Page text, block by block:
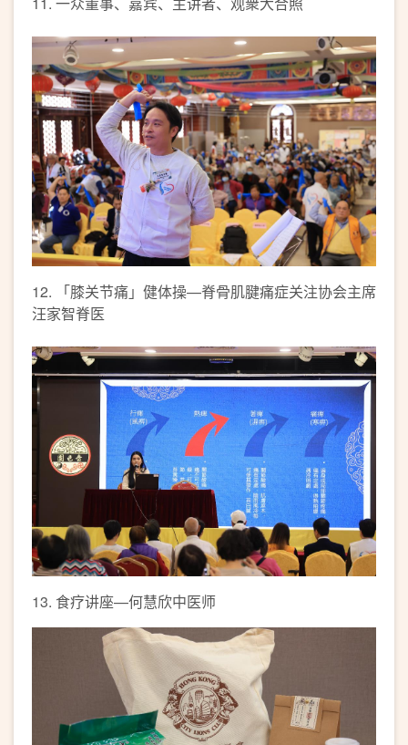
12. 「膝关节痛」健体操—脊骨肌腱痛症关注协会主席
汪家智脊医
13. 食疗讲座—何慧欣中医师